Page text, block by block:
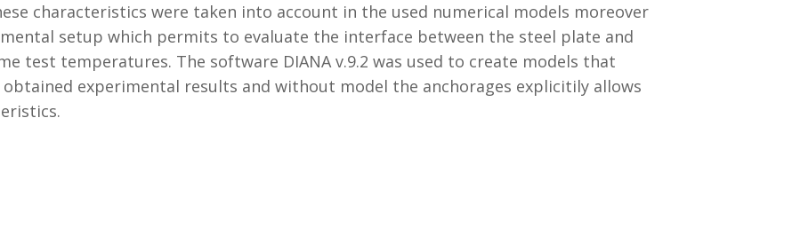
characteristics were taken into account in the used numerical models moreover
setup which permits to evaluate the interface between the steel plate and
test temperatures. The software DIANA v.9.2 was used to create models that
experimental results and without model the anchorages explicitily allows